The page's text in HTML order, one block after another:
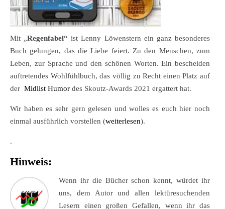
Mit „Regenfabel“ ist Lenny Löwenstern ein ganz besonderes
Buch gelungen, das die Liebe feiert. Zu den Menschen, zum
Leben, zur Sprache und den schönen Worten. Ein bescheiden
auftretendes Wohlfühlbuch, das völlig zu Recht einen Platz auf
der Midlist Humor des Skoutz-Awards 2021 ergattert hat.
Wir haben es sehr gern gelesen und wolles es euch hier noch
einmal ausführlich vorstellen (weiterlesen).
.
Hinweis:
Wenn ihr die Bücher schon kennt, würdet ihr
uns, dem Autor und allen lektüresuchenden
Lesern einen großen Gefallen, wenn ihr das